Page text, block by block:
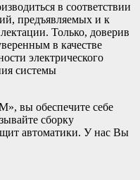
в соответствии
предъявляемых и к
Только, доверив
в качестве
электрического
системы
вы обеспечите себе
сборку
автоматики. У нас Вы